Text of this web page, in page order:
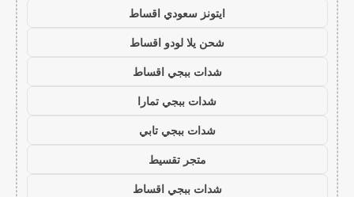
ايتونز سعودي اقساط
شحن يلا لودو اقساط
شدات ببجي اقساط
شدات ببجي تمارا
شدات ببجي تابي
متجر تقسيط
شدات ببجي اقساط